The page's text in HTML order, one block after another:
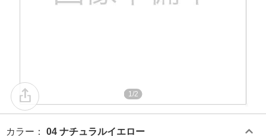
1/2
カラー ： 04 ナチュラルイエロー